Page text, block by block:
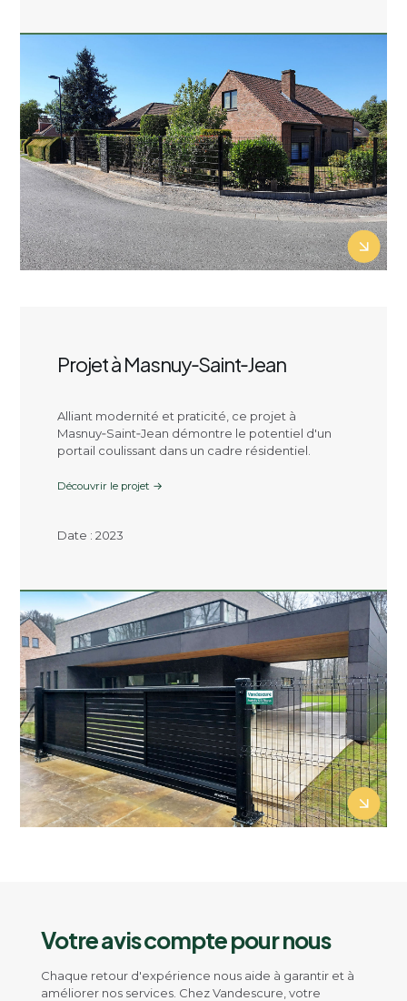
Projet à Masnuy‑Saint‑Jean
Alliant modernité et praticité, ce projet à
Masnuy‑Saint‑Jean démontre le potentiel d'un
portail coulissant dans un cadre résidentiel.
Découvrir le projet →
Date : 2023
Click here
Votre avis compte pour nous
Chaque retour d'expérience nous aide à garantir et à
améliorer nos services. Chez Vandescure, votre